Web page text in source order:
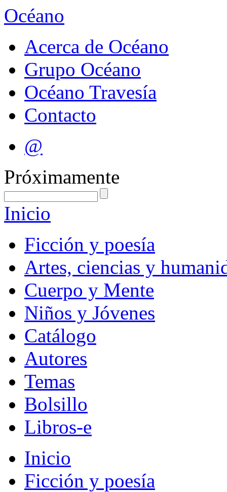
Océano
Acerca de Océano
Grupo Océano
Océano Travesía
Contacto
@
Próximamente
Inicio
Ficción y poesía
Artes, ciencias y
Cuerpo y Mente
Niños y Jóvenes
Catálogo
Autores
Temas
Bolsillo
Libros-e
Inicio
Ficción y poesía